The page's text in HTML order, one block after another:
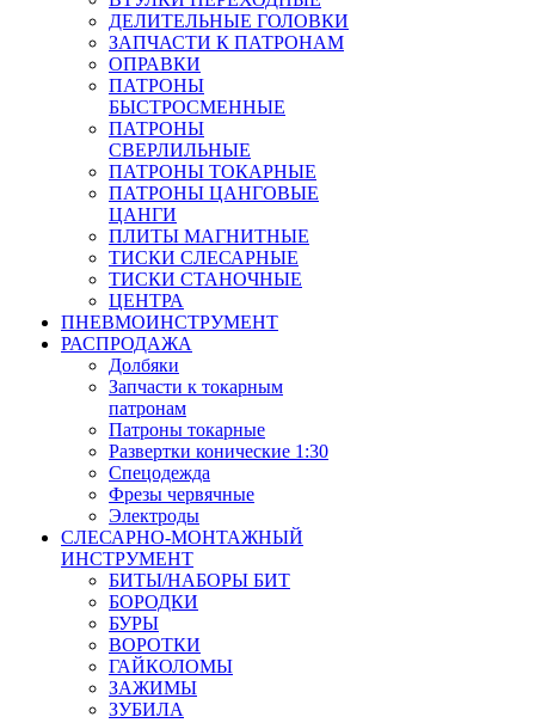
ДЕЛИТЕЛЬНЫЕ ГОЛОВКИ
ЗАПЧАСТИ К ПАТРОНАМ
ОПРАВКИ
ПАТРОНЫ
БЫСТРОСМЕННЫЕ
ПАТРОНЫ
СВЕРЛИЛЬНЫЕ
ПАТРОНЫ ТОКАРНЫЕ
ПАТРОНЫ ЦАНГОВЫЕ
ЦАНГИ
ПЛИТЫ МАГНИТНЫЕ
ТИСКИ СЛЕСАРНЫЕ
ТИСКИ СТАНОЧНЫЕ
ЦЕНТРА
ПНЕВМОИНСТРУМЕНТ
РАСПРОДАЖА
Долбяки
Запчасти к токарным
патронам
Патроны токарные
Развертки конические 1:30
Спецодежда
Фрезы червячные
Электроды
СЛЕСАРНО-МОНТАЖНЫЙ
ИНСТРУМЕНТ
БИТЫ/НАБОРЫ БИТ
БОРОДКИ
БУРЫ
ВОРОТКИ
ГАЙКОЛОМЫ
ЗАЖИМЫ
ЗУБИЛА